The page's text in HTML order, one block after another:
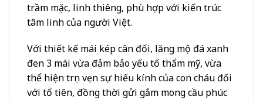
trầm mặc, linh thiêng, phù hợp với kiến trúc
tâm linh của người Việt.
Với thiết kế mái kép cân đối, lăng mộ đá xanh
đen 3 mái vừa đảm bảo yếu tố thẩm mỹ, vừa
thể hiện trọn vẹn sự hiếu kính của con cháu đối
với tổ tiên, đồng thời gửi gắm mong cầu phúc